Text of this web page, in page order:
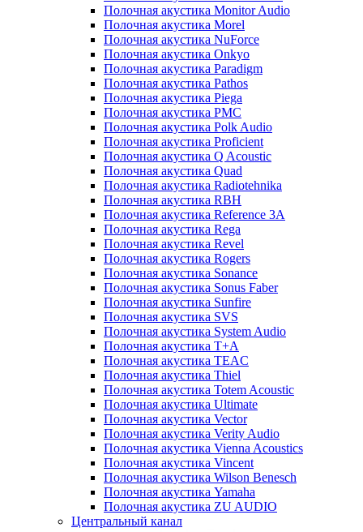
Полочная акустика Monitor Audio
Полочная акустика Morel
Полочная акустика NuForce
Полочная акустика Onkyo
Полочная акустика Paradigm
Полочная акустика Pathos
Полочная акустика Piega
Полочная акустика PMC
Полочная акустика Polk Audio
Полочная акустика Proficient
Полочная акустика Q Acoustic
Полочная акустика Quad
Полочная акустика Radiotehnika
Полочная акустика RBH
Полочная акустика Reference 3A
Полочная акустика Rega
Полочная акустика Revel
Полочная акустика Rogers
Полочная акустика Sonance
Полочная акустика Sonus Faber
Полочная акустика Sunfire
Полочная акустика SVS
Полочная акустика System Audio
Полочная акустика T+A
Полочная акустика TEAC
Полочная акустика Thiel
Полочная акустика Totem Acoustic
Полочная акустика Ultimate
Полочная акустика Vector
Полочная акустика Verity Audio
Полочная акустика Vienna Acoustics
Полочная акустика Vincent
Полочная акустика Wilson Benesch
Полочная акустика Yamaha
Полочная акустика ZU AUDIO
Центральный канал